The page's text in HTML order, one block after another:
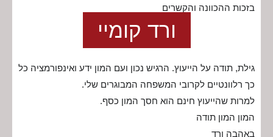
בזכות ההכוונה והקשרים
ורד קומיי
גילת, תודה על הייעוץ. הרגיש נכון ועם המון ידע ואינפורמציה כל
כך רלוונטיים לקרובי המשפחה המבוגרים שלי.
למרות שהייעוץ חינם הוא חסך המון כסף.
המון המון תודה
באהבה ורד